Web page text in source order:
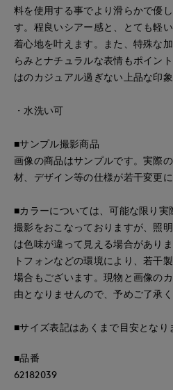
料を使用する事でより滑らかで優
す。程良いシアー感と、とても軽
着心地を叶えます。また、特殊な
らみとナチュラルな表情もポイン
はのカジュアル過ぎない上品な印象
・水洗い可
■サンプル撮影商品
画像の商品はサンプルです。実際
材、デザイン等の仕様が若干変更
■カラーについては、可能な限り実
撮影をおこなっておりますが、照
は色味が違って見える場合があり
トフォンなどの環境により、若干
場合もございます。現物と画像の
由となりませんので、予めご了承く
■サイズ表記はあくまで目安となり
■品番
62182039